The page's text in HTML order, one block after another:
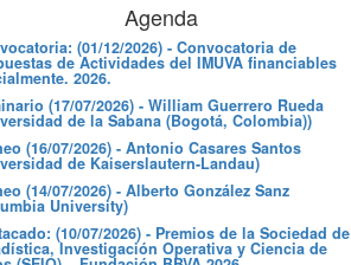
Agenda
(01/12/2026) - Convocatoria de
de Actividades del IMUVA financiables
2026.
(17/07/2026) - William Guerrero Rueda
de la Sabana (Bogotá, Colombia))
(16/07/2026) - Antonio Casares Santos
de Kaiserslautern-Landau)
(14/07/2026) - Alberto González Sanz
University)
(10/07/2026) - Premios de la Sociedad de
Investigación Operativa y Ciencia de